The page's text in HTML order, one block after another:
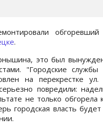
.
это был
"Городские
на перекрестке
повредили:
не только обгорела
городская власть